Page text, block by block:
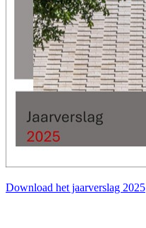
Download het jaarverslag 2025